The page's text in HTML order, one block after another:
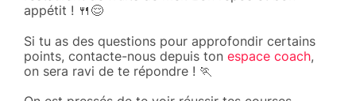
appétit ! 🍴😌
Si tu as des questions pour approfondir certains
points, contacte-nous depuis ton espace coach,
on sera ravi de te répondre ! 🏃